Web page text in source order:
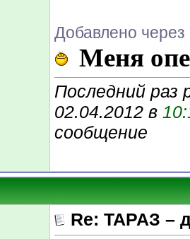
Добавлено через
Меня
Последний раз
02.04.2012 в
сообщение
Re: ТАРАЗ –